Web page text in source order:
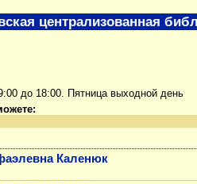
до 18:00. Пятница выходной день
Каленюк
централизованная